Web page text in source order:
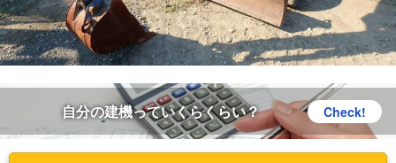
自分の建機っていくらくらい？ Check!